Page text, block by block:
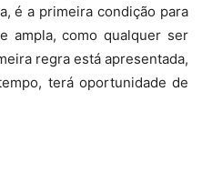
é a primeira condição para
ampla, como qualquer ser
regra está apresentada,
terá oportunidade de